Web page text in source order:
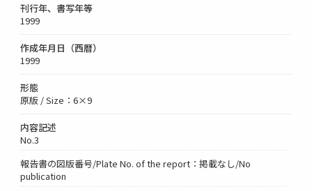
刊行年、書写年等
1999
作成年月日（西暦）
1999
形態
原版 / Size：6×9
内容記述
No.3
報告書の図版番号/Plate No. of the report：掲載なし/No
publication